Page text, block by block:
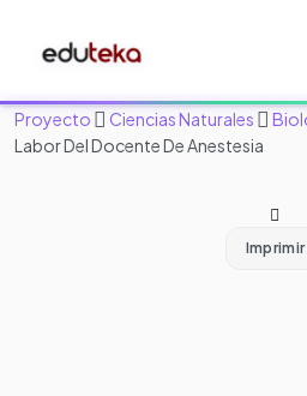
Proyecto Ciencias Naturales
Labor Del Docente De Anestesia
Imprimir